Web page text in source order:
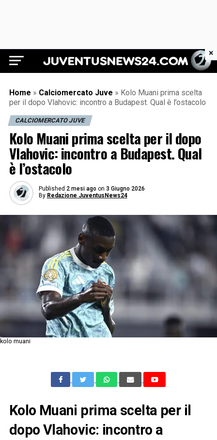
Juventus News 24
Home » Calciomercato Juve » Kolo Muani prima scelta
per il dopo Vlahovic: incontro a Budapest. Qual è l’ostacolo
CALCIOMERCATO JUVE
Kolo Muani prima scelta per il dopo
Vlahovic: incontro a Budapest. Qual
è l’ostacolo
Published 2 mesi ago on 3 Giugno 2026
By Redazione JuventusNews24
kolo muani
Kolo Muani prima scelta per il
dopo Vlahovic: incontro a
×